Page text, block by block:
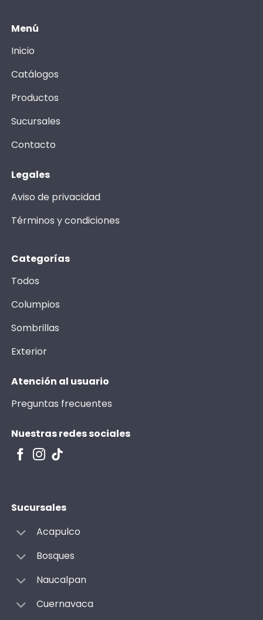
Menú
Inicio
Catálogos
Productos
Sucursales
Contacto
Legales
Aviso de privacidad
Términos y condiciones
Categorías
Todos
Columpios
Sombrillas
Exterior
Atención al usuario
Preguntas frecuentes
Nuestras redes sociales
Sucursales
Acapulco
Bosques
Naucalpan
Cuernavaca